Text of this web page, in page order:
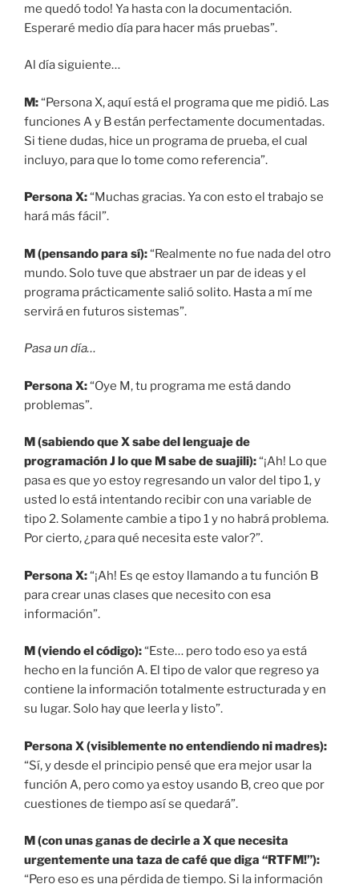
me quedó todo! Ya hasta con la documentación.
Esperaré medio día para hacer más pruebas”.
Al día siguiente…
M:“Persona X, aquí está el programa que me pidió. Las
funciones A y B están perfectamente documentadas.
Si tiene dudas, hice un programa de prueba, el cual
incluyo, para que lo tome como referencia”.
Persona X:“Muchas gracias. Ya con esto el trabajo se
hará más fácil”.
M (pensando para sí):“Realmente no fue nada del otro
mundo. Solo tuve que abstraer un par de ideas y el
programa prácticamente salió solito. Hasta a mí me
servirá en futuros sistemas”.
Pasa un día…
Persona X:“Oye M, tu programa me está dando
problemas”.
M (sabiendo que X sabe del lenguaje de
programación J lo que M sabe de suajili):“¡Ah! Lo que
pasa es que yo estoy regresando un valor del tipo 1, y
usted lo está intentando recibir con una variable de
tipo 2. Solamente cambie a tipo 1 y no habrá problema.
Por cierto, ¿para qué necesita este valor?”.
Persona X:“¡Ah! Es qe estoy llamando a tu función B
para crear unas clases que necesito con esa
información”.
M (viendo el código):“Este… pero todo eso ya está
hecho en la función A. El tipo de valor que regreso ya
contiene la información totalmente estructurada y en
su lugar. Solo hay que leerla y listo”.
Persona X (visiblemente no entendiendo ni madres):
“Sí, y desde el principio pensé que era mejor usar la
función A, pero como ya estoy usando B, creo que por
cuestiones de tiempo así se quedará”.
M (con unas ganas de decirle a X que necesita
urgentemente una taza de café que diga “RTFM!”):
“Pero eso es una pérdida de tiempo. Si la información